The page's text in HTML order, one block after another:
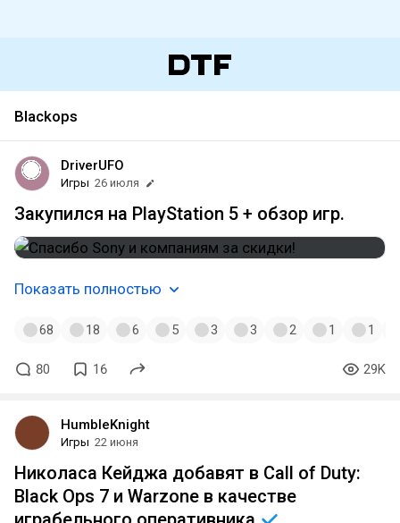
Blackops
DriverUFO
Игры 26 июля
Закупился на PlayStation 5 + обзор игр.
Показать полностью
68 18 6 5 3 3 2 1 1
80 16 29K
HumbleKnight
Игры 22 июня
Николаса Кейджа добавят в Call of Duty:
Black Ops 7 и Warzone в качестве